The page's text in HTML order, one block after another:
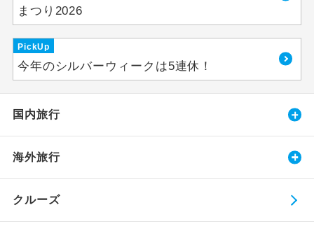
まつり2026
PickUp
今年のシルバーウィークは5連休！
国内旅行
海外旅行
クルーズ